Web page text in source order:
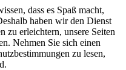
dass es Spaß macht,
haben wir den Dienst
zu erleichtern, unsere Seiten
Nehmen Sie sich einen
zu lesen,